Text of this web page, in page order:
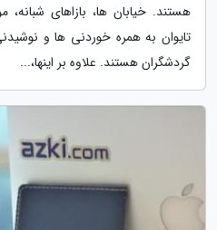
هستند. خیابان ها، بازاهای
تایوان به همره خوردنی ها و
گردشگران هستند. علاوه بر اینها،...